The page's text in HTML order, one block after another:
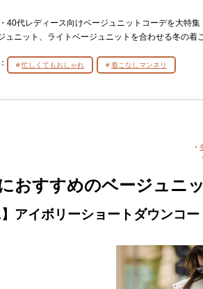
40代レディース向けベージュニットコーデを大特
ュニット、ライトベージュニットを合わせる冬の着
忙しくてもおしゃれ 着こなしマンネリ
・
・
おすすめのベージュニ
】アイボリーショートダウンコ